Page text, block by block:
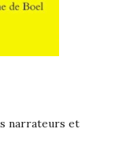
narrateurs et